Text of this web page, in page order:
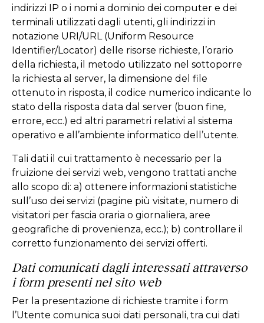
indirizzi IP o i nomi a dominio dei computer e dei
terminali utilizzati dagli utenti, gli indirizzi in
notazione URI/URL (Uniform Resource
Identifier/Locator) delle risorse richieste, l’orario
della richiesta, il metodo utilizzato nel sottoporre
la richiesta al server, la dimensione del file
ottenuto in risposta, il codice numerico indicante lo
stato della risposta data dal server (buon fine,
errore, ecc.) ed altri parametri relativi al sistema
operativo e all’ambiente informatico dell’utente.
Tali dati il cui trattamento è necessario per la
fruizione dei servizi web, vengono trattati anche
allo scopo di: a) ottenere informazioni statistiche
sull’uso dei servizi (pagine più visitate, numero di
visitatori per fascia oraria o giornaliera, aree
geografiche di provenienza, ecc.); b) controllare il
corretto funzionamento dei servizi offerti.
Dati comunicati dagli interessati attraverso
i form presenti nel sito web
Per la presentazione di richieste tramite i form
l’Utente comunica suoi dati personali, tra cui dati